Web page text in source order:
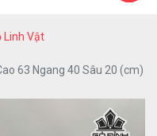
Linh Vật
63 Ngang 40 Sâu 20 (cm)